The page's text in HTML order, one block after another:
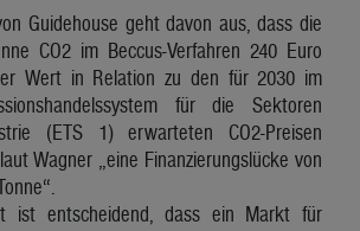
Guidehouse geht davon aus, dass die
CO2 im Beccus-Verfahren 240 Euro
Wert in Relation zu den für 2030 im
für die Sektoren
(ETS 1) erwarteten CO2-Preisen
Wagner „eine Finanzierungslücke von
ist entscheidend, dass ein Markt für